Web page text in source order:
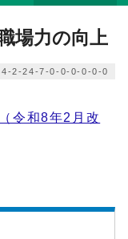
場力の向上
2-24-7-0-0-0-0-0-0
令和8年2月改